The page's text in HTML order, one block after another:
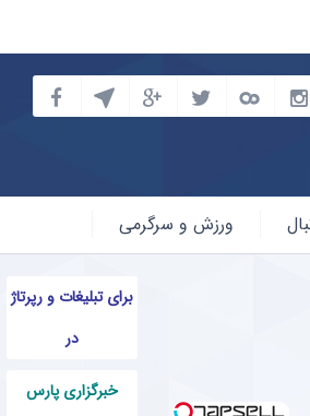
ورزش و سرگرمی
برای تبلیغات و رپرتاژ
در
خبرگزاری پارس